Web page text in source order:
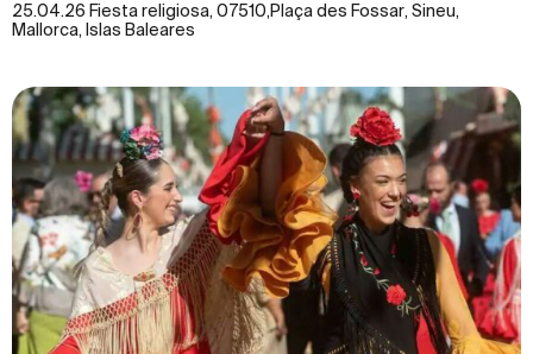
25.04.26 Fiesta religiosa, 07510,Plaça des Fossar, Sineu,
Mallorca, Islas Baleares